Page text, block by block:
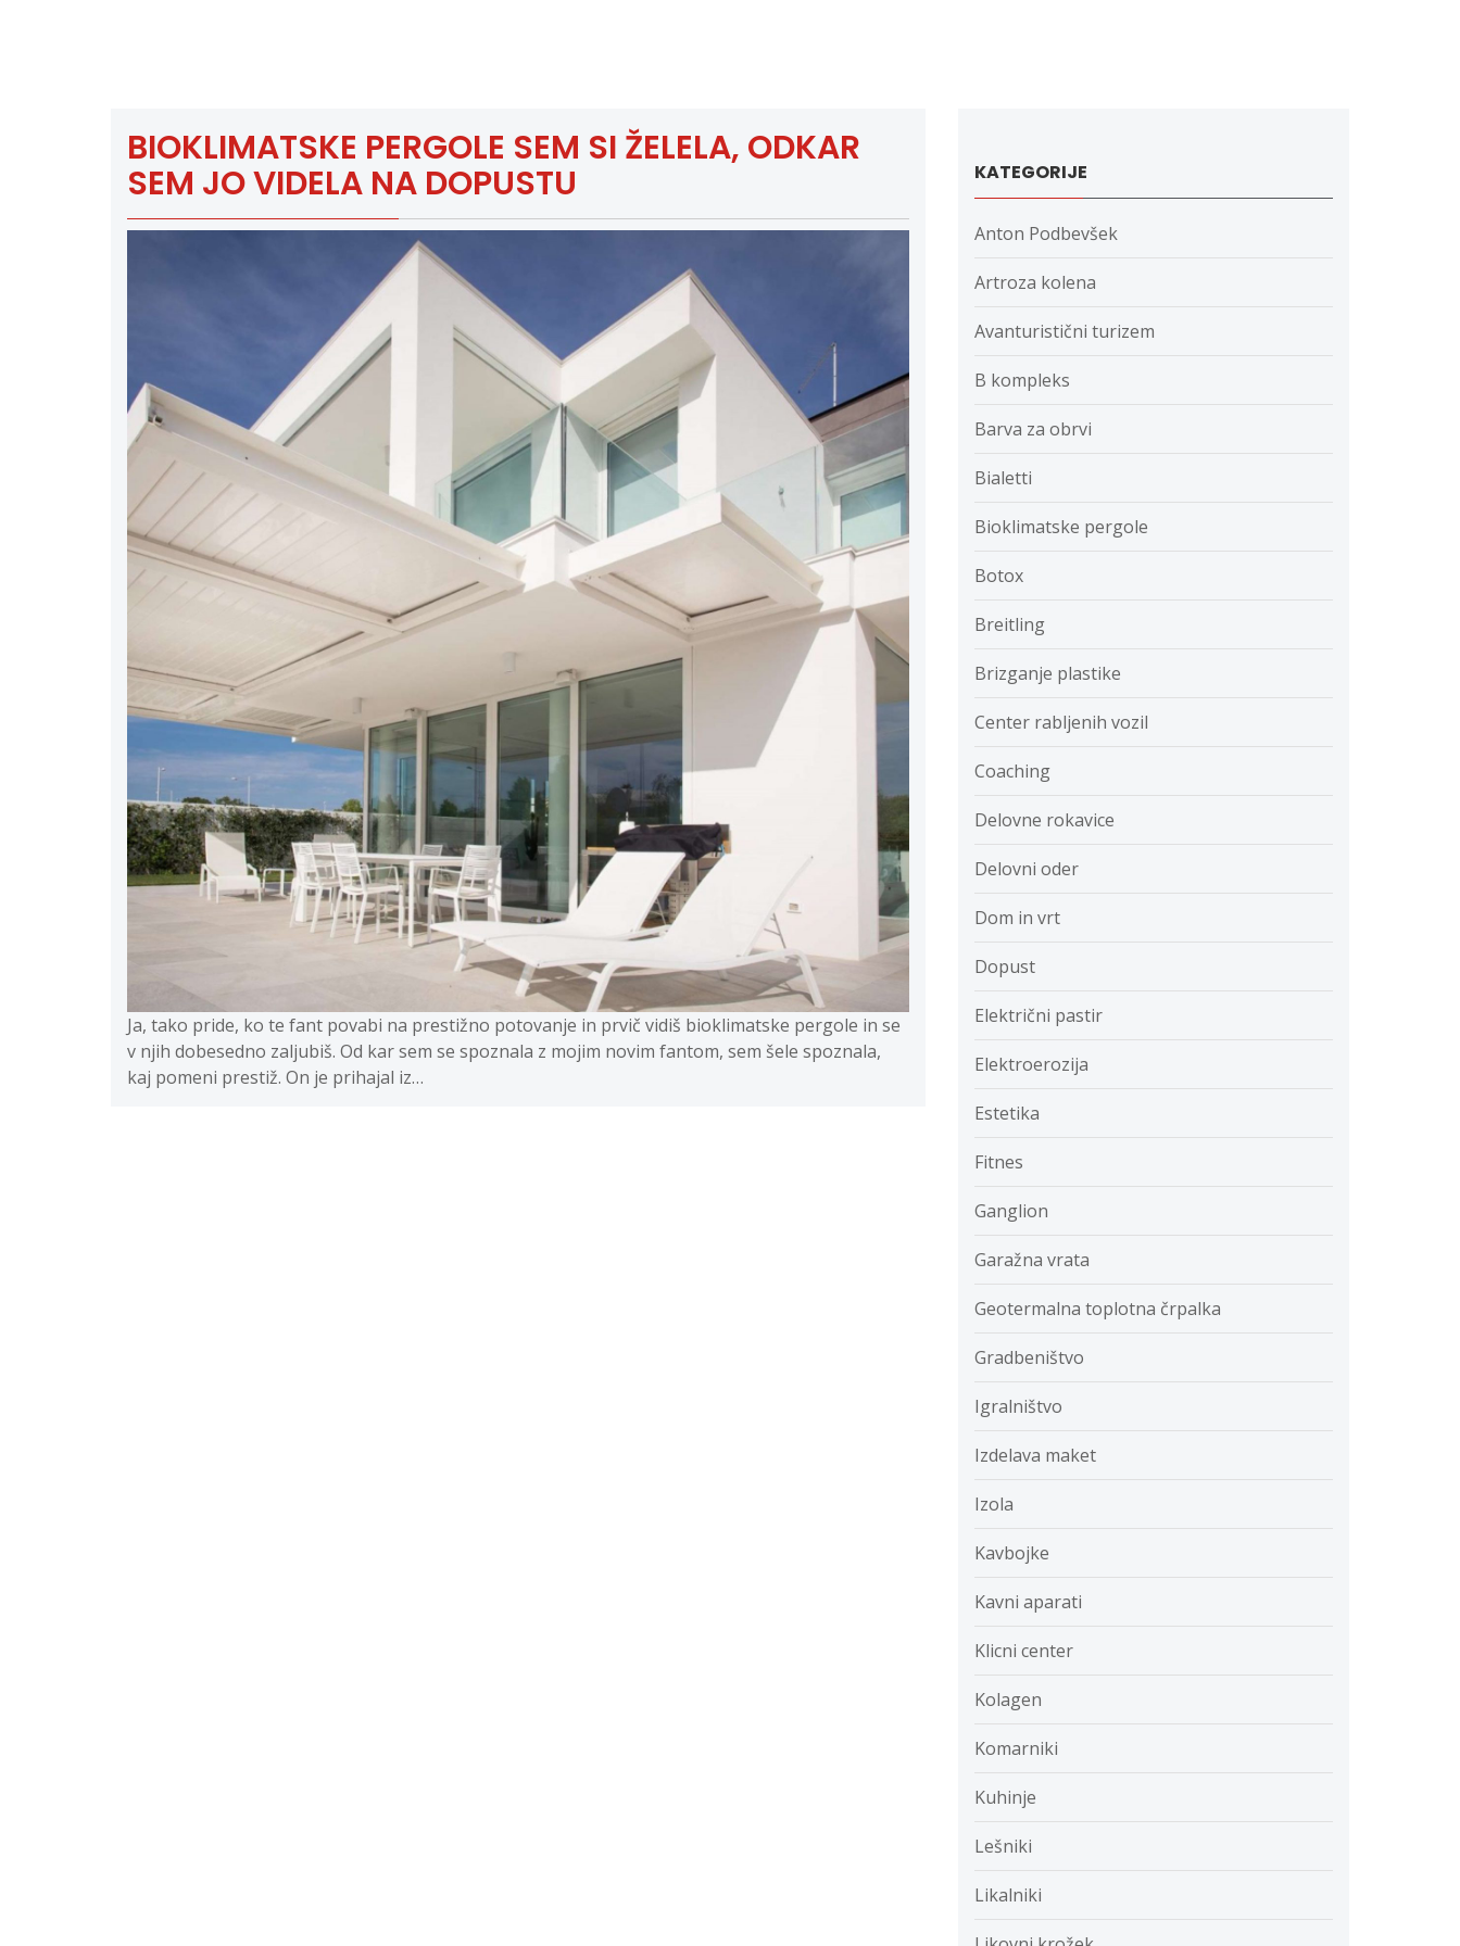
BIOKLIMATSKE PERGOLE SEM SI ŽELELA, ODKAR
SEM JO VIDELA NA DOPUSTU
Ja, tako pride, ko te fant povabi na prestižno potovanje in prvič vidiš bioklimatske pergole in se
v njih dobesedno zaljubiš. Od kar sem se spoznala z mojim novim fantom, sem šele spoznala,
kaj pomeni prestiž. On je prihajal iz…
KATEGORIJE
Anton Podbevšek
Artroza kolena
Avanturistični turizem
B kompleks
Barva za obrvi
Bialetti
Bioklimatske pergole
Botox
Breitling
Brizganje plastike
Center rabljenih vozil
Coaching
Delovne rokavice
Delovni oder
Dom in vrt
Dopust
Električni pastir
Elektroerozija
Estetika
Fitnes
Ganglion
Garažna vrata
Geotermalna toplotna črpalka
Gradbeništvo
Igralništvo
Izdelava maket
Izola
Kavbojke
Kavni aparati
Klicni center
Kolagen
Komarniki
Kuhinje
Lešniki
Likalniki